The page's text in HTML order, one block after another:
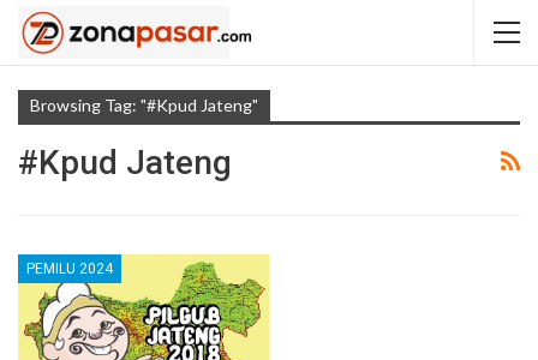
Browsing Tag: "#kpud Jateng"
#kpud Jateng
PEMILU 2024